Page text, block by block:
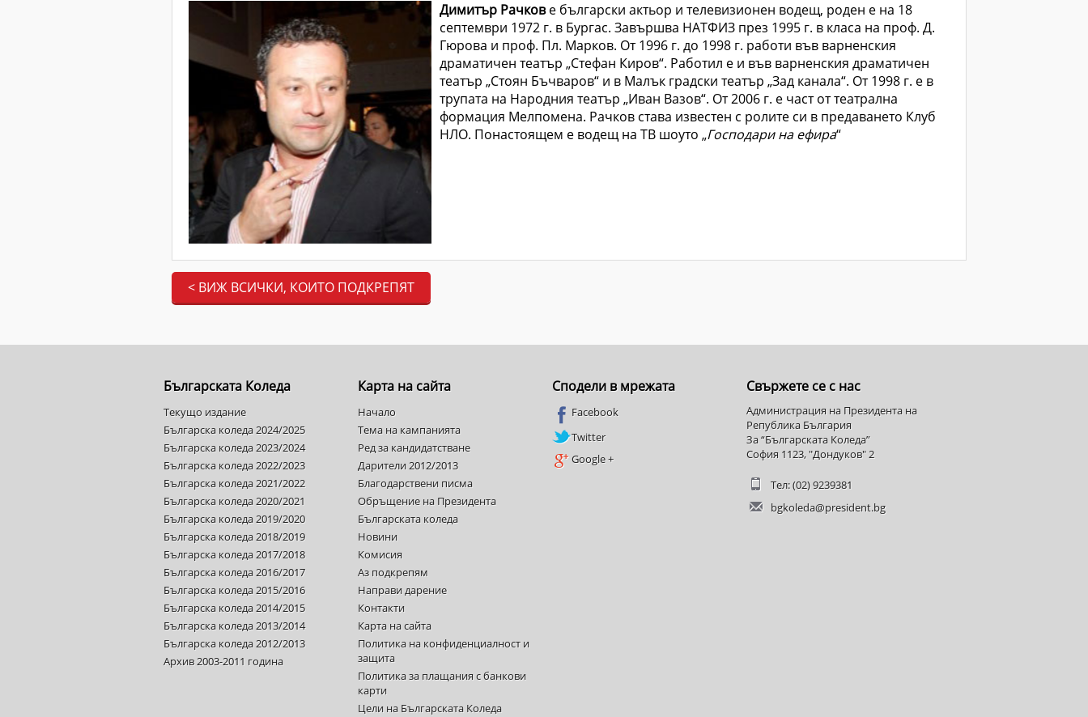
Димитър Рачкове български актьор и телевизионен водещ, роден е на 18
септември 1972 г. в Бургас. Завършва НАТФИЗ през 1995 г. в класа на проф. Д.
Гюрова и проф. Пл. Марков. От 1996 г. до 1998 г. работи във варненския
драматичен театър „Стефан Киров“. Работил е и във варненския драматичен
театър „Стоян Бъчваров“ и в Малък градски театър „Зад канала“. От 1998 г. е в
трупата на Народния театър „Иван Вазов“. От 2006 г. е част от театрална
формация Мелпомена. Рачков става известен с ролите си в предаването Клуб
НЛО. Понастоящем е водещ на ТВ шоуто „Господари на ефира“
< ВИЖ ВСИЧКИ, КОИТО ПОДКРЕПЯТ
Българската Коледа
Текущо издание
Българска коледа 2024/2025
Българска коледа 2023/2024
Българска коледа 2022/2023
Българска коледа 2021/2022
Българска коледа 2020/2021
Българска коледа 2019/2020
Българска коледа 2018/2019
Българска коледа 2017/2018
Българска коледа 2016/2017
Българска коледа 2015/2016
Българска коледа 2014/2015
Българска коледа 2013/2014
Българска коледа 2012/2013
Архив 2003-2011 година
Карта на сайта
Начало
Тема на кампанията
Ред за кандидатстване
Дарители 2012/2013
Благодарствени писма
Обръщение на Президента
Българската коледа
Новини
Комисия
Аз подкрепям
Направи дарение
Контакти
Карта на сайта
Политика на конфиденциалност и
защита
Политика за плащания с банкови
карти
Цели на Българската Коледа
Сподели в мрежата
Facebook
Twitter
Google +
Свържете се с нас
Администрация на Президента на
Република България
За “Българската Коледа”
София 1123, "Дондуков" 2
Тел: (02) 9239381
bgkoleda@president.bg